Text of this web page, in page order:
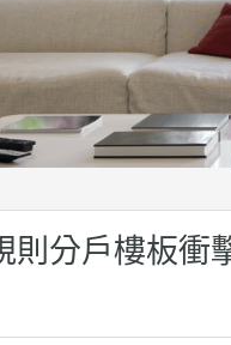
則分戶樓板衝